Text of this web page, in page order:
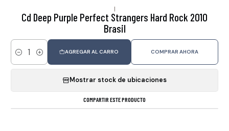
|
Cd Deep Purple Perfect Strangers Hard Rock 2010
Brasil
Cantidad
AGREGAR AL CARRO COMPRAR AHORA
Mostrar stock de ubicaciones
COMPARTIR ESTE PRODUCTO